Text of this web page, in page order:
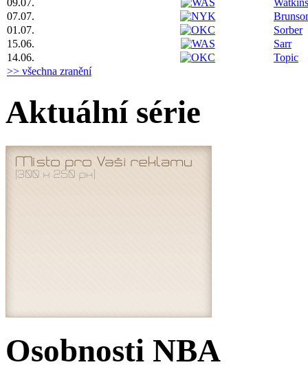
07.07.
01.07.
Sorber
15.06.
Sarr
14.06.
Topic
>> všechna zranění
Aktuální série
Osobnosti NBA